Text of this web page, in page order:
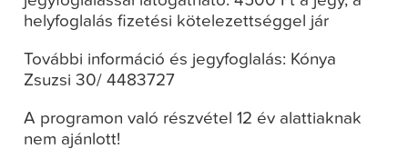
helyfoglalás fizetési kötelezettséggel jár
További információ és jegyfoglalás: Kónya
Zsuzsi 30/ 4483727
A programon való részvétel 12 év alattiaknak
nem ajánlott!